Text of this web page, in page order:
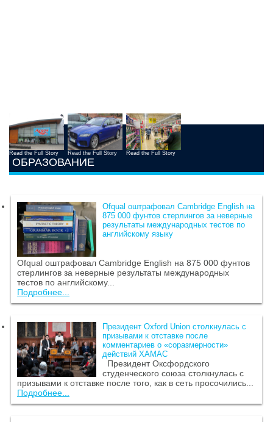
Read the Full Story Read the Full Story Read the Full Story
ОБРАЗОВАНИЕ
Ofqual оштрафовал Cambridge English на
875 000 фунтов стерлингов за неверные
результаты международных тестов по
английскому языку
Ofqual оштрафовал Cambridge English на 875 000 фунтов
стерлингов за неверные результаты международных
тестов по английскому...
Подробнее...
Президент Oxford Union столкнулась с
призывами к отставке после
комментариев о «соразмерности»
действий ХАМАС
Президент Оксфордского
студенческого союза столкнулась с
призывами к отставке после того, как в сеть просочились...
Подробнее...